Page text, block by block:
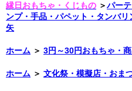
縁日おもちゃ・くじもの ＞パー
ンプ・手品・パペット・タンバ
矢
ホーム ＞ 3円～30円おもちゃ・
ホーム ＞ 文化祭・模擬店・おま